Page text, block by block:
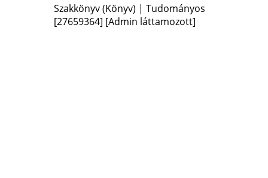
Szakkönyv (Könyv) | Tudományos
[27659364] [Admin láttamozott]